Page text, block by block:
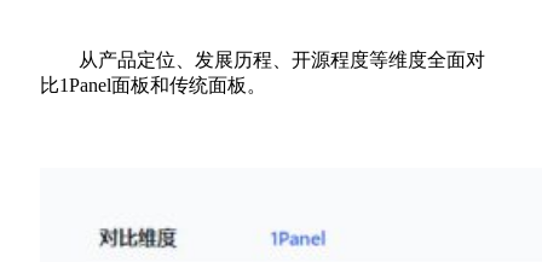
从产品定位、发展历程、开源程度等维度全面对
比1Panel面板和传统面板。